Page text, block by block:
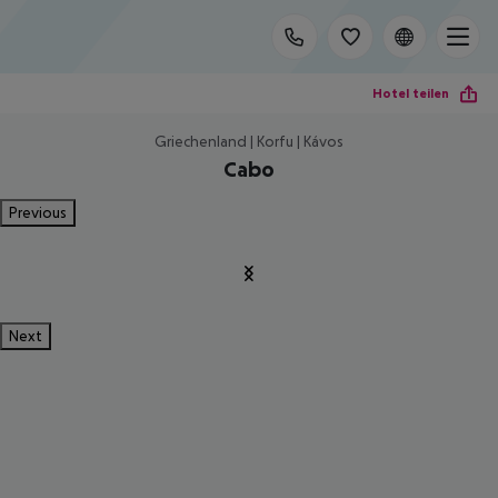
Hotel teilen
Griechenland | Korfu | Kávos
Cabo
Previous
Next